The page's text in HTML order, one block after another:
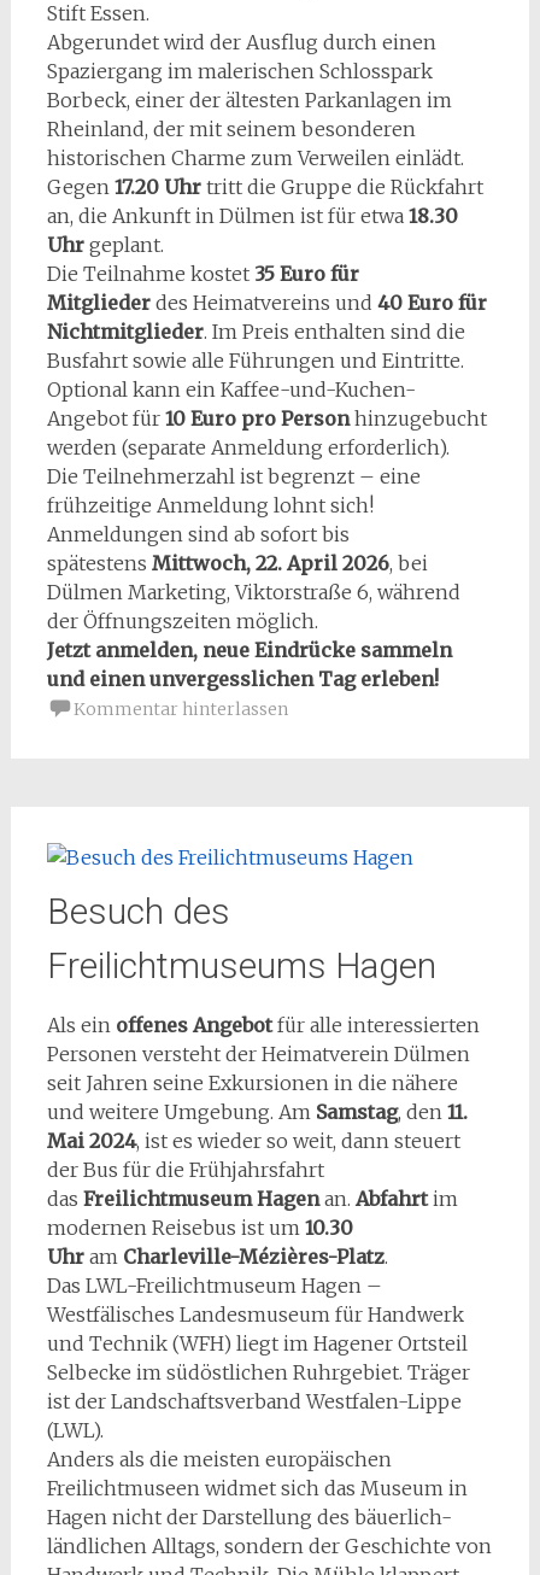
Stift Essen.
Abgerundet wird der Ausflug durch einen
Spaziergang im malerischen Schlosspark
Borbeck, einer der ältesten Parkanlagen im
Rheinland, der mit seinem besonderen
historischen Charme zum Verweilen einlädt.
Gegen 17.20 Uhrtritt die Gruppe die Rückfahrt
an, die Ankunft in Dülmen ist für etwa 18.30
Uhrgeplant.
Die Teilnahme kostet 35 Euro für
Mitgliederdes Heimatvereins und 40 Euro für
Nichtmitglieder. Im Preis enthalten sind die
Busfahrt sowie alle Führungen und Eintritte.
Optional kann ein Kaffee-und-Kuchen-
Angebot für 10 Euro pro Personhinzugebucht
werden (separate Anmeldung erforderlich).
Die Teilnehmerzahl ist begrenzt – eine
frühzeitige Anmeldung lohnt sich!
Anmeldungen sind ab sofort bis
spätestens Mittwoch, 22. April 2026, bei
Dülmen Marketing, Viktorstraße 6, während
der Öffnungszeiten möglich.
Jetzt anmelden, neue Eindrücke sammeln
und einen unvergesslichen Tag erleben!
Kommentar hinterlassen
Besuch des
Freilichtmuseums Hagen
Als ein offenes Angebotfür alle interessierten
Personen versteht der Heimatverein Dülmen
seit Jahren seine Exkursionen in die nähere
und weitere Umgebung. Am Samstag, den 11.
Mai 2024, ist es wieder so weit, dann steuert
der Bus für die Frühjahrsfahrt
das Freilichtmuseum Hagenan. Abfahrtim
modernen Reisebus ist um 10.30
Uhram Charleville-Mézières-Platz.
Das LWL-Freilichtmuseum Hagen –
Westfälisches Landesmuseum für Handwerk
und Technik (WFH) liegt im Hagener Ortsteil
Selbecke im südöstlichen Ruhrgebiet. Träger
ist der Landschaftsverband Westfalen-Lippe
(LWL).
Anders als die meisten europäischen
Freilichtmuseen widmet sich das Museum in
Hagen nicht der Darstellung des bäuerlich-
ländlichen Alltags, sondern der Geschichte von